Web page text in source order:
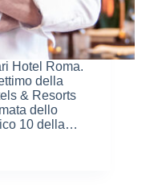
Hotel Roma.
della
& Resorts
dello
10 della…